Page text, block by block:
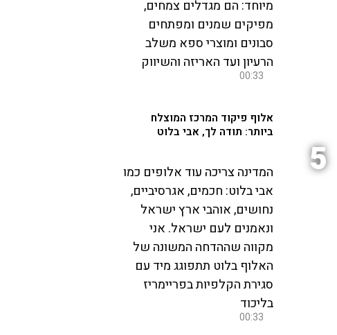
מיוחד: הם מגדלים צמחים,
מפיקים שמנים ומפתחים
סבונים ומוצרי ספא משלב
הרעיון ועד האריזה והשיווק
00:33
5
אלוף פיקוד המרכז המוצלח
ביותר: תודה לך, אבי בלוט
המדינה צריכה עוד אלופים כמו
אבי בלוט: חכמים, אגרסיביים,
נחושים, אוהבי ארץ ישראל
ונאמנים לעם ישראל. אני
מקווה שההדחה המשונה של
האלוף בלוט תתפוגג מיד עם
סגירת הקלפיות בפריימריז
בליכוד
00:33